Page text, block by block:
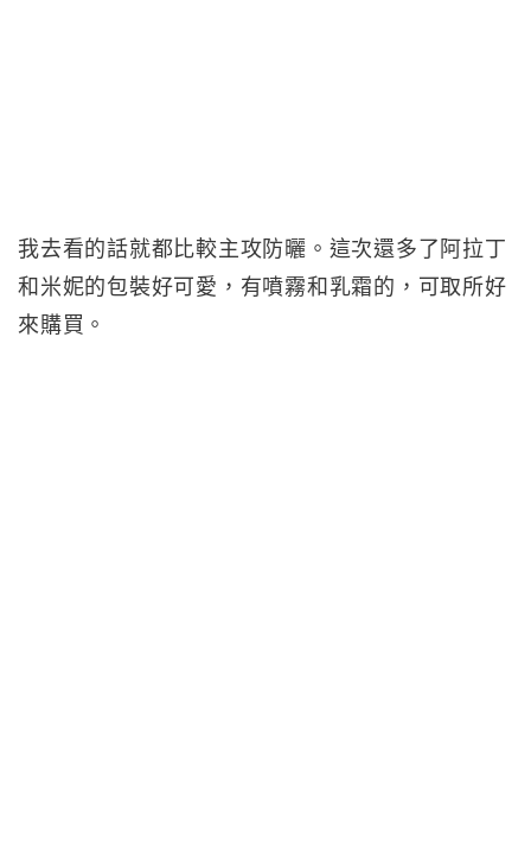
我去看的話就都比較主攻防曬。這次還多了阿拉丁
和米妮的包裝好可愛，有噴霧和乳霜的，可取所好
來購買。